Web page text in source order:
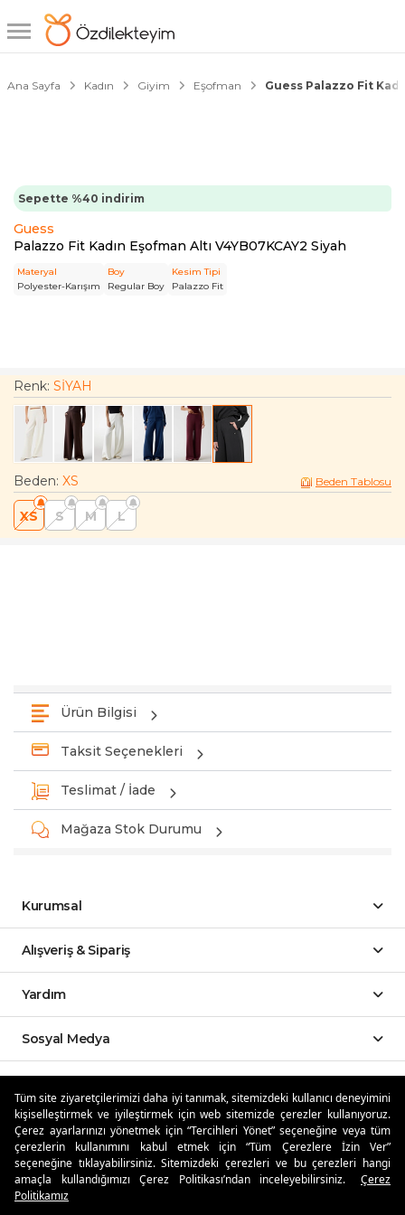
Tüm site ziyaretçilerimizi daha iyi tanımak, sitemizdeki kullanıcı deneyimini
kişiselleştirmek ve iyileştirmek için web sitemizde çerezler kullanıyoruz.
Çerez ayarlarınızı yönetmek için “Tercihleri Yönet” seçeneğine veya tüm
çerezlerin kullanımını kabul etmek için “Tüm Çerezlere İzin Ver”
seçeneğine tıklayabilirsiniz. Sitemizdeki çerezleri ve bu çerezleri hangi
amaçla kullandığımızı Çerez Politikası’ndan inceleyebilirsiniz.
Çerez
Politikamız
Ana Sayfa Kadın Giyim Eşofman Guess Palazzo Fit
Sepette %40 indirim
Guess
Palazzo Fit Kadın Eşofman Altı V4YB07KCAY2 Siyah
Materyal
Polyester-Karışım
Boy
Regular Boy
Kesim Tipi
Palazzo Fit
1/3
Renk: SİYAH
Beden: XS Beden Tablosu
XS S M L
Ürün Bilgisi
Taksit Seçenekleri
Teslimat / İade
Mağaza Stok Durumu
Kurumsal
Alışveriş & Sipariş
Yardım
Sosyal Medya
Özdilekteyim'de Taksit Avantajları
Güvenli Alışveriş